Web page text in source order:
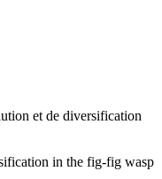
et de diversification
in the fig-fig wasp